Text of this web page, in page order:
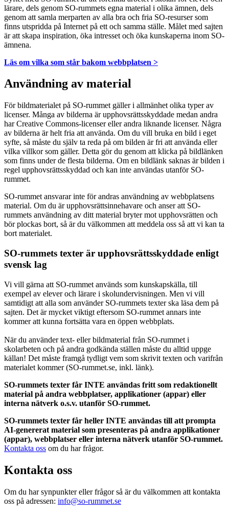
lärare, dels genom SO-rummets egna material i olika ämnen, dels
genom att samla merparten av alla bra och fria SO-resurser som
finns utspridda på Internet på ett och samma ställe. Målet med sajten
är att skapa inspiration, öka intresset och öka kunskaperna inom SO-
ämnena.
Läs om vilka som står bakom webbplatsen >
Användning av material
För bildmaterialet på SO-rummet gäller i allmänhet olika typer av
licenser. Många av bilderna är upphovsrättsskyddade medan andra
har Creative Commons-licenser eller andra liknande licenser. Några
av bilderna är helt fria att använda. Om du vill bruka en bild i eget
syfte, så måste du själv ta reda på om bilden är fri att använda eller
vilka villkor som gäller. Detta gör du genom att klicka på bildlänken
som finns under de flesta bilderna. Om en bildlänk saknas är bilden i
regel upphovsrättsskyddad och kan inte användas utanför SO-
rummet.
SO-rummet ansvarar inte för andras användning av webbplatsens
material. Om du är upphovsrättsinnehavare och anser att SO-
rummets användning av ditt material bryter mot upphovsrätten och
bör plockas bort, så är du välkommen att meddela oss så att vi kan ta
bort materialet.
SO-rummets texter är upphovsrättsskyddade enligt
svensk lag
Vi vill gärna att SO-rummet används som kunskapskälla, till
exempel av elever och lärare i skolundervisningen. Men vi vill
samtidigt att alla som använder SO-rummets texter ska läsa dem på
sajten. Det är mycket viktigt eftersom SO-rummet annars inte
kommer att kunna fortsätta vara en öppen webbplats.
När du använder text- eller bildmaterial från SO-rummet i
skolarbeten och på andra godkända ställen måste du alltid uppge
källan! Det måste framgå tydligt vem som skrivit texten och varifrån
materialet kommer (SO-rummet.se, inkl. länk).
SO-rummets texter får INTE användas fritt som redaktionellt
material på andra webbplatser, applikationer (appar) eller
interna nätverk o.s.v. utanför SO-rummet.
SO-rummets texter får heller INTE användas till att prompta
AI-genererat material som presenteras på andra applikationer
(appar), webbplatser eller interna nätverk utanför SO-rummet.
Kontakta oss om du har frågor.
Kontakta oss
Om du har synpunkter eller frågor så är du välkommen att kontakta
oss på adressen: info@so-rummet.se